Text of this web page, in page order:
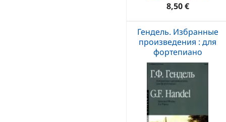
8,50 €
Гендель. Избранные
произведения : для
фортепиано